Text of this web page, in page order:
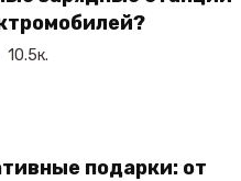
10.5к.
подарки: от